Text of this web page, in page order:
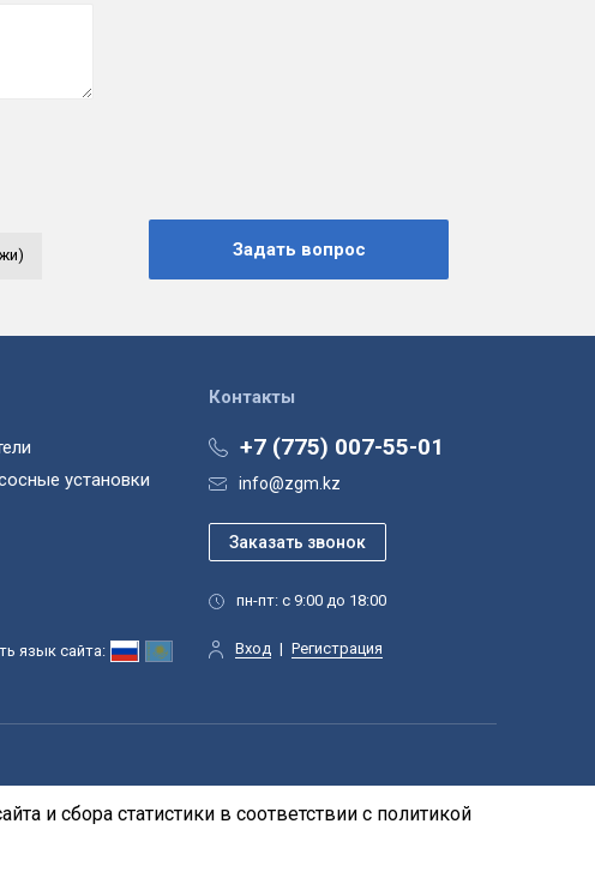
Контакты
+7 (775) 007-55-01
info@zgm.kz
пн-пт: с 9:00 до 18:00
Вход | Регистрация
язык сайта:
установки
и сбора статистики в соответствии с политикой